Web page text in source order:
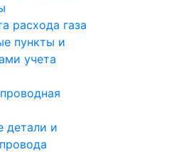
расхода газа
пункты и
учета
детали и